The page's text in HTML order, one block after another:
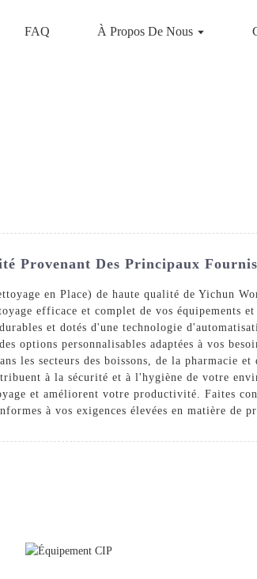
FAQ À Propos De Nous
Provenant Des Principaux
en Place) de haute qualité de Yichun
efficace et complet de vos équipements
et dotés d'une technologie
options personnalisables adaptées à vos
les secteurs des boissons, de la pharmacie
à la sécurité et à l'hygiène de votre
et améliorent votre productivité. Faites
à vos exigences élevées en matière de